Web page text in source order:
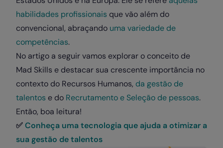
habilidades profissionais que vão além do
convencional, abraçando uma variedade de
competências.
No artigo a seguir vamos explorar o conceito de
Mad Skills e destacar sua crescente importância no
contexto do Recursos Humanos, da gestão de
talentos e do Recrutamento e Seleção de pessoas.
Então, boa leitura!
✅Conheça uma tecnologia que ajuda a otimizar a
sua gestão de talentos